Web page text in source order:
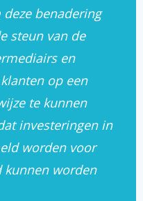
benadering
steun van de
en
op een
te kunnen
investeringen in
worden voor
kunnen worden